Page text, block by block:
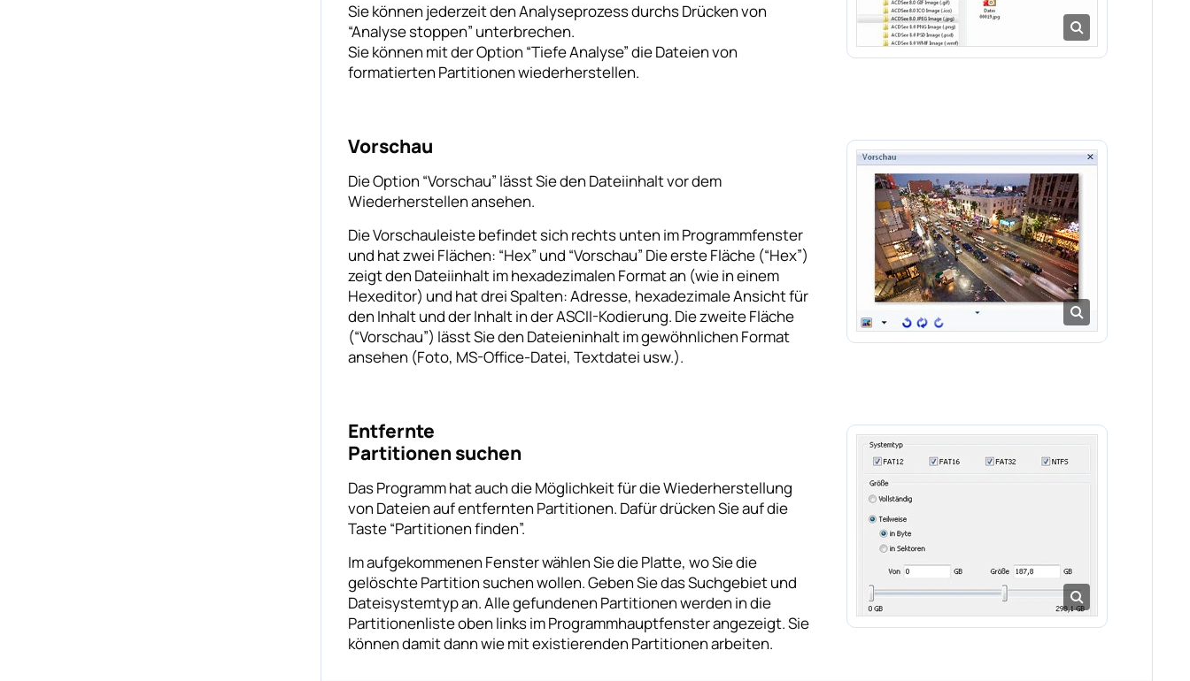
Sie können jederzeit den Analyseprozess durchs Drücken von
“Analyse stoppen” unterbrechen.
Sie können mit der Option “Tiefe Analyse” die Dateien von
formatierten Partitionen wiederherstellen.
Vorschau
Die Option “Vorschau” lässt Sie den Dateiinhalt vor dem
Wiederherstellen ansehen.
Die Vorschauleiste befindet sich rechts unten im Programmfenster
und hat zwei Flächen: “Hex” und “Vorschau” Die erste Fläche (“Hex”)
zeigt den Dateiinhalt im hexadezimalen Format an (wie in einem
Hexeditor) und hat drei Spalten: Adresse, hexadezimale Ansicht für
den Inhalt und der Inhalt in der ASCII-Kodierung. Die zweite Fläche
(“Vorschau”) lässt Sie den Dateieninhalt im gewöhnlichen Format
ansehen (Foto, MS-Office-Datei, Textdatei usw.).
Entfernte
Partitionen suchen
Das Programm hat auch die Möglichkeit für die Wiederherstellung
von Dateien auf entfernten Partitionen. Dafür drücken Sie auf die
Taste “Partitionen finden”.
Im aufgekommenen Fenster wählen Sie die Platte, wo Sie die
gelöschte Partition suchen wollen. Geben Sie das Suchgebiet und
Dateisystemtyp an. Alle gefundenen Partitionen werden in die
Partitionenliste oben links im Programmhauptfenster angezeigt. Sie
können damit dann wie mit existierenden Partitionen arbeiten.